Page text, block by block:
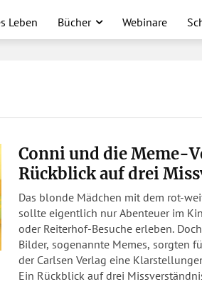
Leben Bücher Webinare
Conni und die Meme-
Rückblick auf drei
Das blonde Mädchen mit dem rot-
sollte eigentlich nur Abenteuer im
oder Reiterhof-Besuche erleben.
Bilder, sogenannte Memes, sorgten
der Carlsen Verlag eine
Ein Rückblick auf drei